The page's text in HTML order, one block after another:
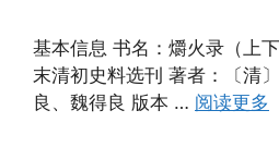
基本信息 书名：爝火录（上
末清初史料选刊 著者：〔清
良、魏得良 版本 … 阅读更多